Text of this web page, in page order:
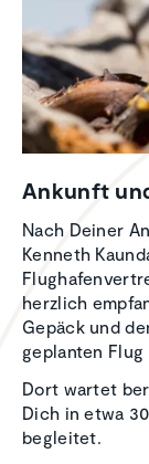
Ankunft
Nach Deiner
Kenneth
herzlich
Gepäck und
geplanten Flug
Dort wartet
Dich in etwa
begleitet.